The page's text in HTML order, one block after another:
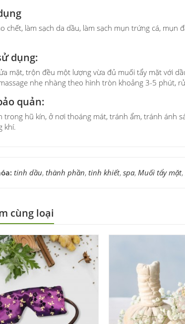
chết, làm sạch da dầu, làm sạch mụn trứng cá, mụn
dụng:
mặt, trộn đều một lượng vừa đủ muối tẩy mặt với
nhẹ nhàng theo hình tròn khoảng 3-5 phút,
quản:
trong hũ kín, ở nơi thoáng mát, tránh ẩm, tránh ánh
khí.
tinh dầu, thành phần, tinh khiết, spa, Muối tẩy mặt,
cùng loại